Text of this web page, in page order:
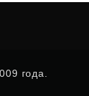
года.